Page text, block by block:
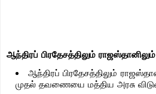
ஆந்திரப் பிரதேசத்திலும்
ஆந்திரப் பிரதேசத்திலும்
முதல் தவணையை மத்திய அரசு